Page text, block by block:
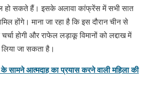
हो सकते हैं। इसके अलावा कांफ्रेंस में सभी सात
होंगे। माना जा रहा है कि इस दौरान चीन से
होगी और राफेल लड़ाकू विमानों को लद्दाख में
जा सकता है।
सामने आत्मदाह का प्रयास करने वाली महिला की